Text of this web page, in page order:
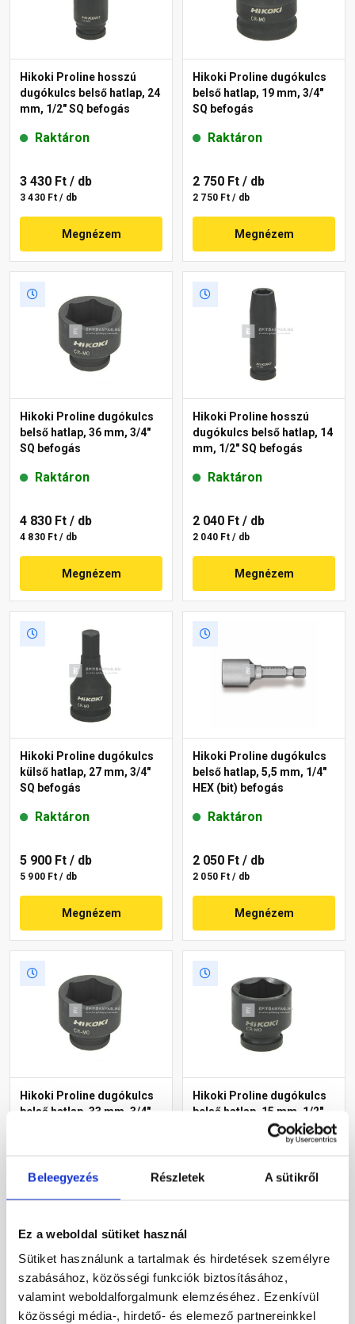
Beleegyezés Részletek A sütikről
Ez a weboldal sütiket használ
Sütiket használunk a tartalmak és hirdetések személyre
szabásához, közösségi funkciók biztosításához,
valamint weboldalforgalmunk elemzéséhez. Ezenkívül
közösségi média-, hirdető- és elemező partnereinkkel
Hikoki Proline hosszú
dugókulcs belső hatlap, 24
mm, 1/2" SQ befogás
Raktáron
3 430 Ft / db
3 430 Ft / db
Megnézem
Hikoki Proline dugókulcs
belső hatlap, 19 mm, 3/4"
SQ befogás
Raktáron
2 750 Ft / db
2 750 Ft / db
Megnézem
Hikoki Proline dugókulcs
belső hatlap, 36 mm, 3/4"
SQ befogás
Raktáron
4 830 Ft / db
4 830 Ft / db
Megnézem
Hikoki Proline hosszú
dugókulcs belső hatlap, 14
mm, 1/2" SQ befogás
Raktáron
2 040 Ft / db
2 040 Ft / db
Megnézem
Hikoki Proline dugókulcs
külső hatlap, 27 mm, 3/4"
SQ befogás
Raktáron
5 900 Ft / db
5 900 Ft / db
Megnézem
Hikoki Proline dugókulcs
belső hatlap, 5,5 mm, 1/4"
HEX (bit) befogás
Raktáron
2 050 Ft / db
2 050 Ft / db
Megnézem
Hikoki Proline dugókulcs
belső hatlap, 33 mm, 3/4"
2 900 Ft/ db
Megnézem
Hikoki Proline dugókulcs
belső hatlap, 15 mm, 1/2"
Megnézem